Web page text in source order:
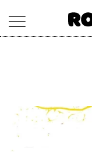
SHOP
RADIO